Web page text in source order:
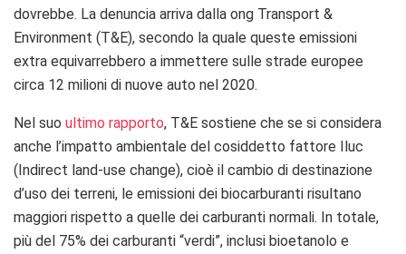
dovrebbe. La denuncia arriva dalla ong Transport &
Environment (T&E), secondo la quale queste emissioni
extra equivarrebbero a immettere sulle strade europee
circa 12 milioni di nuove auto nel 2020.
Nel suo ultimo rapporto, T&E sostiene che se si considera
anche l’impatto ambientale del cosiddetto fattore Iluc
(Indirect land-use change), cioè il cambio di destinazione
d’uso dei terreni, le emissioni dei biocarburanti risultano
maggiori rispetto a quelle dei carburanti normali. In totale,
più del 75% dei carburanti “verdi”, inclusi bioetanolo e